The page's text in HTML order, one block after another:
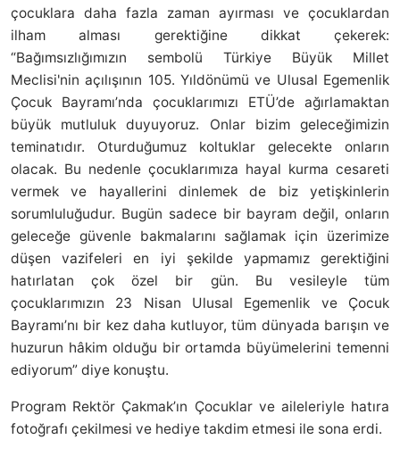
çocuklara daha fazla zaman ayırması ve çocuklardan
ilham alması gerektiğine dikkat çekerek:
“Bağımsızlığımızın sembolü Türkiye Büyük Millet
Meclisi'nin açılışının 105. Yıldönümü ve Ulusal Egemenlik
Çocuk Bayramı’nda çocuklarımızı ETÜ’de ağırlamaktan
büyük mutluluk duyuyoruz. Onlar bizim geleceğimizin
teminatıdır. Oturduğumuz koltuklar gelecekte onların
olacak. Bu nedenle çocuklarımıza hayal kurma cesareti
vermek ve hayallerini dinlemek de biz yetişkinlerin
sorumluluğudur. Bugün sadece bir bayram değil, onların
geleceğe güvenle bakmalarını sağlamak için üzerimize
düşen vazifeleri en iyi şekilde yapmamız gerektiğini
hatırlatan çok özel bir gün. Bu vesileyle tüm
çocuklarımızın 23 Nisan Ulusal Egemenlik ve Çocuk
Bayramı’nı bir kez daha kutluyor, tüm dünyada barışın ve
huzurun hâkim olduğu bir ortamda büyümelerini temenni
ediyorum” diye konuştu.
Program Rektör Çakmak’ın Çocuklar ve aileleriyle hatıra
fotoğrafı çekilmesi ve hediye takdim etmesi ile sona erdi.